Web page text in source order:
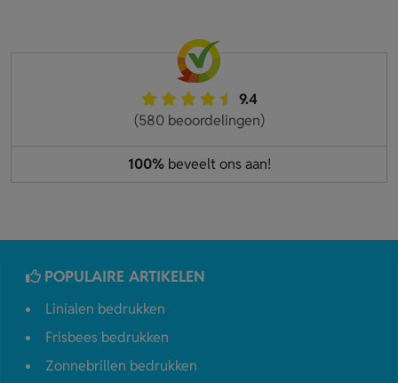
9.4
(580 beoordelingen)
100%beveelt ons aan!
POPULAIRE ARTIKELEN
Linialen bedrukken
Frisbees bedrukken
Zonnebrillen bedrukken